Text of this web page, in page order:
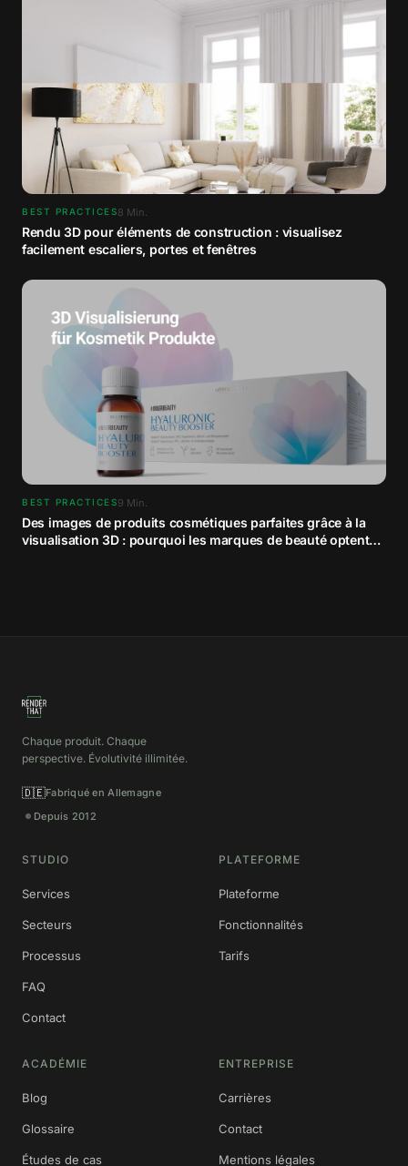
BEST PRACTICES8 Min.
Rendu 3D pour éléments de construction : visualisez
facilement escaliers, portes et fenêtres
BEST PRACTICES9 Min.
Des images de produits cosmétiques parfaites grâce à la
visualisation 3D : pourquoi les marques de beauté optent
Chaque produit. Chaque
perspective. Évolutivité illimitée.
🇩🇪Fabriqué en Allemagne
Depuis 2012
STUDIO
Services
Secteurs
Processus
FAQ
Contact
PLATEFORME
Plateforme
Fonctionnalités
Tarifs
ACADÉMIE
Blog
Glossaire
Études de cas
ENTREPRISE
Carrières
Contact
Mentions légales